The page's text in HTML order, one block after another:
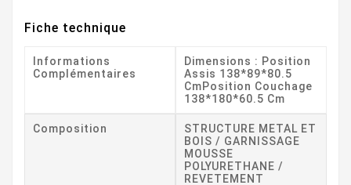
Fiche technique
Informations
Complémentaires
Dimensions : Position
Assis 138*89*80.5
CmPosition Couchage
138*180*60.5 Cm
Composition
STRUCTURE METAL ET
BOIS / GARNISSAGE
MOUSSE
POLYURETHANE /
REVETEMENT